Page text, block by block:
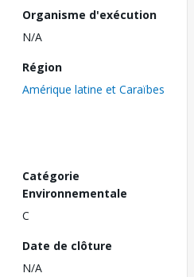
Organisme d'exécution
N/A
Région
Amérique latine et Caraïbes
Catégorie
Environnementale
C
Date de clôture
N/A